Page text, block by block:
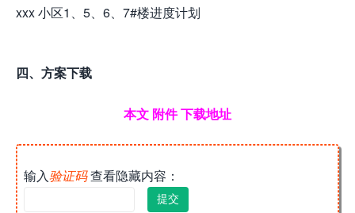
xxx 小区1、5、6、7#楼进度计划
四、方案下载
本文 附件 下载地址
输入验证码查看隐藏内容：